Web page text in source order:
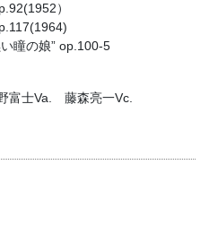
）
瞳の娘” op.100-5
士Va. 藤森亮一Vc.